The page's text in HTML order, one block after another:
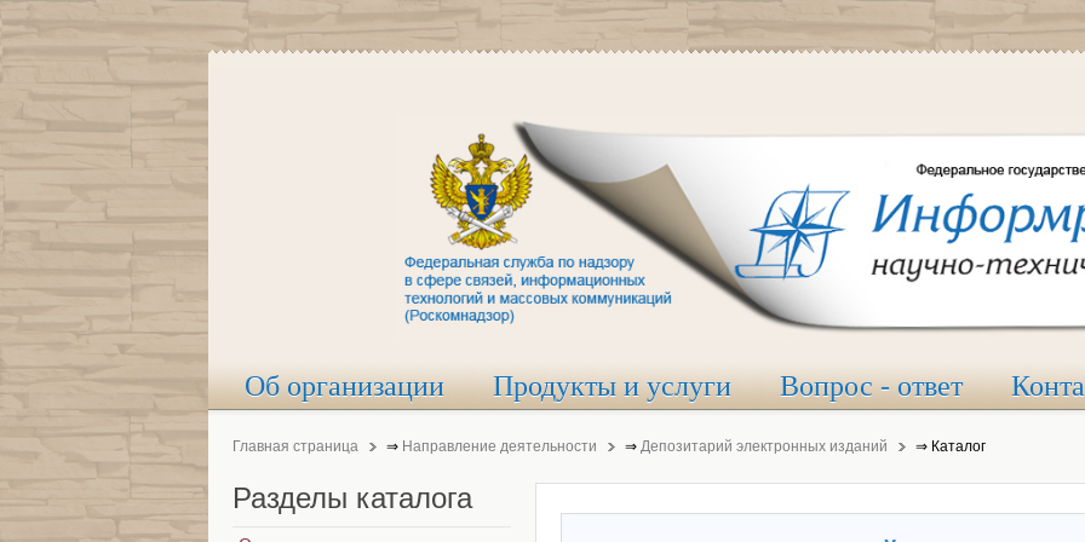
Об организации Продукты и услуги Вопрос - ответ
Главная страница ⇒ Направление деятельности ⇒ Депозитарий электронных изданий ⇒ Каталог
Разделы каталога